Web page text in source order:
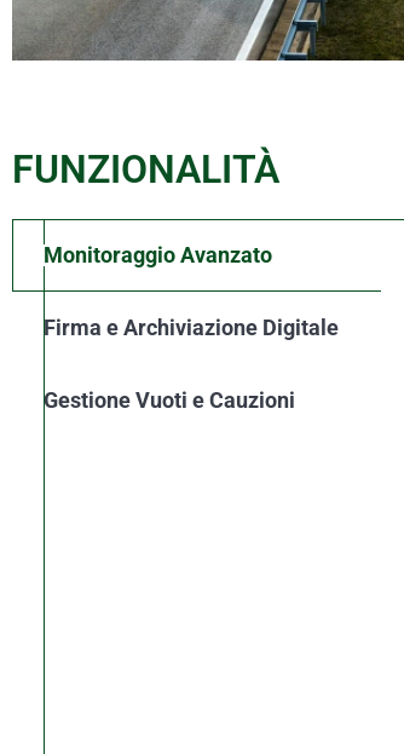
FUNZIONALITÀ
Monitoraggio Avanzato
Firma e Archiviazione Digitale
Gestione Vuoti e Cauzioni